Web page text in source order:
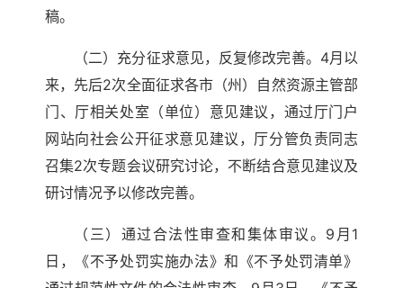
稿。
（二）充分征求意见，反复修改完善。4月以
来，先后2次全面征求各市（州）自然资源主管部
门、厅相关处室（单位）意见建议，通过厅门户
网站向社会公开征求意见建议，厅分管负责同志
召集2次专题会议研究讨论，不断结合意见建议及
研讨情况予以修改完善。
（三）通过合法性审查和集体审议。9月1
日，《不予处罚实施办法》和《不予处罚清单》